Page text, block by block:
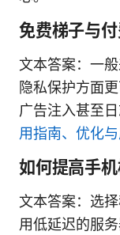
免费梯子与付
文本答案：一
隐私保护方面
广告注入甚至
用指南、优化
如何提高手机
文本答案：选
用低延迟的服